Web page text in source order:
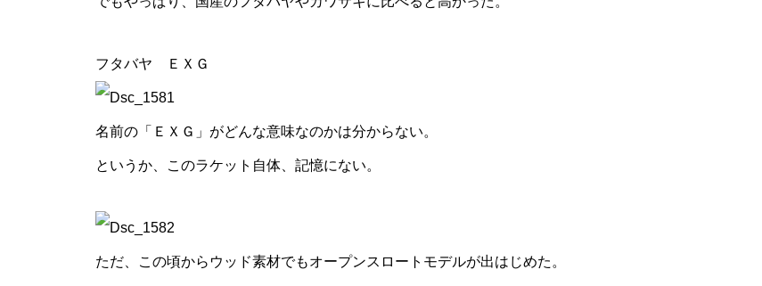
フタバヤ ＥＸＧ
名前の「ＥＸＧ」がどんな意味なのかは分からない。
というか、このラケット自体、記憶にない。
ただ、この頃からウッド素材でもオープンスロートモデルが出はじめた。